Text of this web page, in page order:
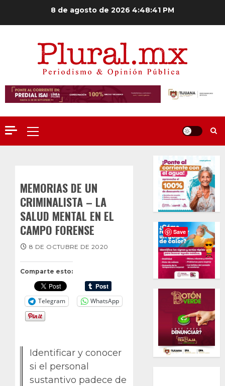
8 de agosto de 2026 4:48:41 PM
Menú
principal
MEMORIAS DE UN
CRIMINALISTA – LA
SALUD MENTAL EN EL
CAMPO FORENSE
Comparte esto:
Telegram WhatsApp
8 DE OCTUBRE DE 2020
Identificar y conocer
si el personal
sustantivo padece de
Save